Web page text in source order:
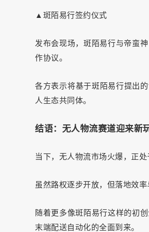
▲斑陌易行签约仪式
发布会现场，斑陌易行与帝蛮
作协议。
各方表示将基于斑陌易行提出的
人生态共同体。
结语：无人物流赛道迎来新
当下，无人物流市场火爆，正处
虽然路权逐步开放，但落地效
随着更多像斑陌易行这样的初
末端配送自动化的全面到来。